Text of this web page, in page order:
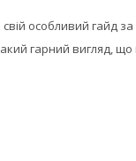
особливий гайд
гарний вигляд,